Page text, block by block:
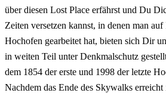
über diesen Lost Place erfährst und Du
Zeiten versetzen kannst, in denen man
Hochofen gearbeitet hat, bieten sich Dir
in weiten Teil unter Denkmalschutz
dem 1854 der erste und 1998 der letzte
Nachdem das Ende des Skywalks